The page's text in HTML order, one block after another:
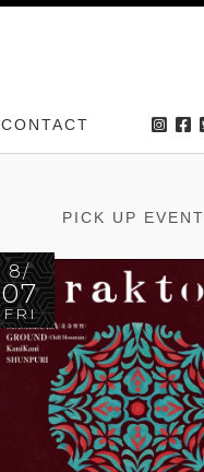
CONTACT
PICK UP EVENT
8/
07
FRI